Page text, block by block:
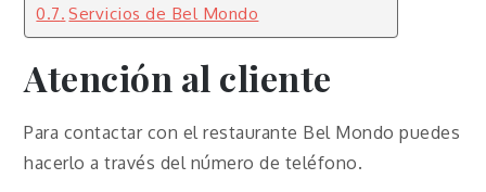
Servicios de Bel Mondo
Atención al cliente
Para contactar con el restaurante Bel Mondo puedes
hacerlo a través del número de teléfono.